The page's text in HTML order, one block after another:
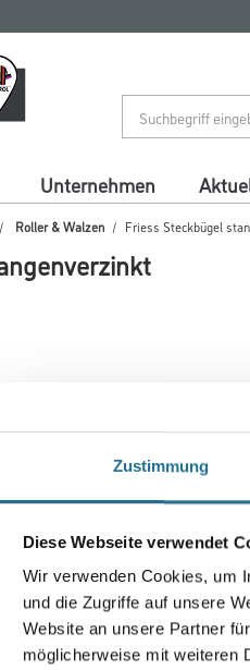
Zustimmung
Diese Webseite verwendet
Wir verwenden Cookies, um
und die Zugriffe auf unsere
Website an unsere Partner
möglicherweise mit weiteren
Unternehmen
Roller & Walzen Friess Steckbügel